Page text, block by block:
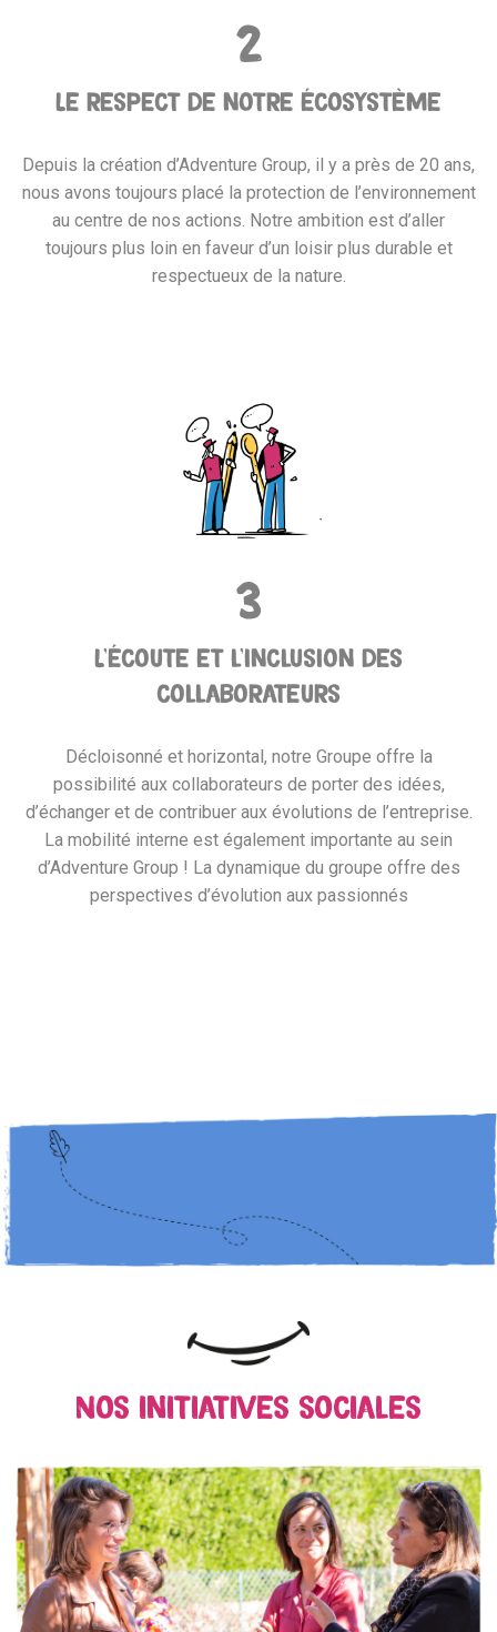
2
Le respect de notre écosystème
Depuis la création d’Adventure Group, il y a près de 20 ans,
nous avons toujours placé la protection de l’environnement
au centre de nos actions. Notre ambition est d’aller
toujours plus loin en faveur d’un loisir plus durable et
respectueux de la nature.
3
L'écoute et l'inclusion des
collaborateurs
Décloisonné et horizontal, notre Groupe offre la
possibilité aux collaborateurs de porter des idées,
d’échanger et de contribuer aux évolutions de l’entreprise.
La mobilité interne est également importante au sein
d’Adventure Group ! La dynamique du groupe offre des
perspectives d’évolution aux passionnés
Nos initiatives sociales